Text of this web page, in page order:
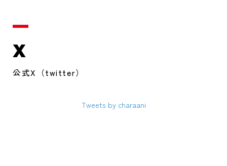
X
公式X（twitter）
Tweets by charaani